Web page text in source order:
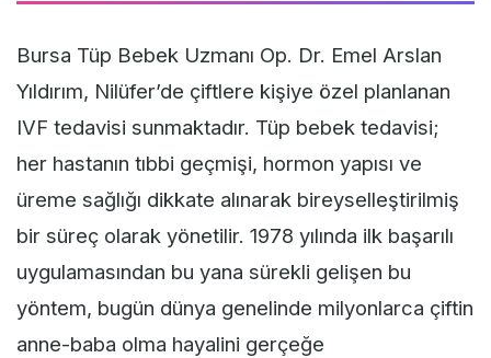
Bursa Tüp Bebek Uzmanı Op. Dr. Emel Arslan
Yıldırım, Nilüfer’de çiftlere kişiye özel planlanan
IVF tedavisi sunmaktadır. Tüp bebek tedavisi;
her hastanın tıbbi geçmişi, hormon yapısı ve
üreme sağlığı dikkate alınarak bireyselleştirilmiş
bir süreç olarak yönetilir. 1978 yılında ilk başarılı
uygulamasından bu yana sürekli gelişen bu
yöntem, bugün dünya genelinde milyonlarca çiftin
anne-baba olma hayalini gerçeğe